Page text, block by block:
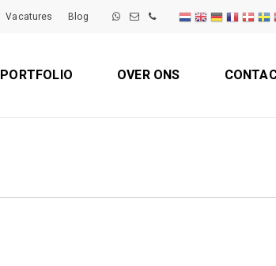
Vacatures Blog
PORTFOLIO OVER ONS